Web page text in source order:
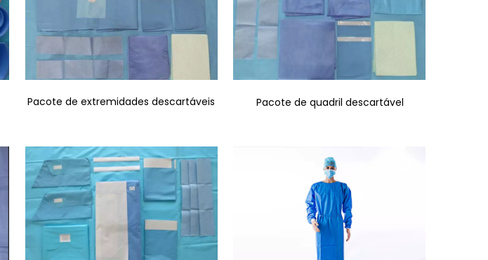
Pacote de extremidades descartáveis Pacote de quadril descartável